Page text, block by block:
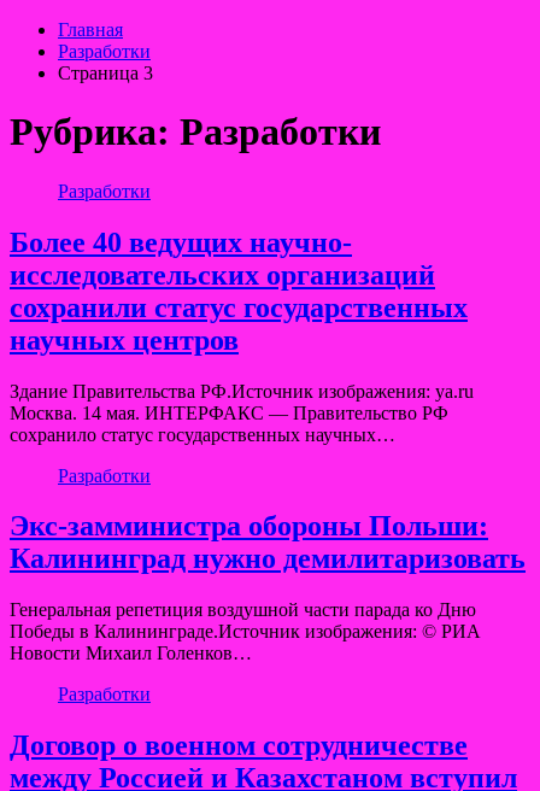
Главная
Разработки
Страница 3
Рубрика: Разработки
Разработки
Более 40 ведущих научно-
исследовательских организаций
сохранили статус государственных
научных центров
Здание Правительства РФ.Источник изображения: ya.ru
Москва. 14 мая. ИНТЕРФАКС — Правительство РФ
сохранило статус государственных научных…
Разработки
Экс-замминистра обороны Польши:
Калининград нужно демилитаризовать
Генеральная репетиция воздушной части парада ко Дню
Победы в Калининграде.Источник изображения: © РИА
Новости Михаил Голенков…
Разработки
Договор о военном сотрудничестве
между Россией и Казахстаном вступил